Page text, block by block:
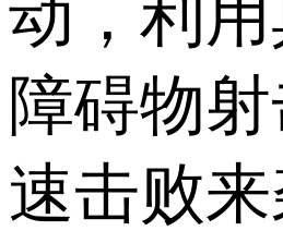
动，利
障碍物
速击败